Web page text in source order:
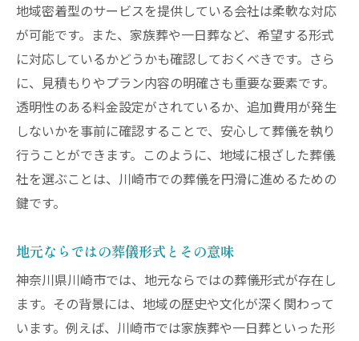
地域密着型のサービスを提供している会社は柔軟な対応
が可能です。また、家族葬や一日葬など、希望する形式
に対応しているかどうかも確認しておくべきです。さら
に、見積もりやプラン内容の明確さも重要な要素です。
透明性のある料金設定がされているか、追加費用が発生
しないかを事前に確認することで、安心して葬儀を執り
行うことができます。このように、地域に根ざした葬儀
社を選ぶことは、川崎市での葬儀を円滑に進めるための
鍵です。
地元ならではの葬儀形式とその意味
神奈川県川崎市では、地元ならではの葬儀形式が存在し
ます。その背景には、地域の歴史や文化が深く関わって
います。例えば、川崎市では家族葬や一日葬といった形